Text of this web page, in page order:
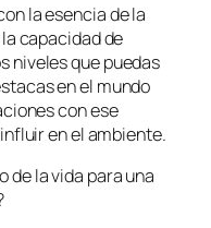
la esencia de la
capacidad de
niveles que puedas
en el mundo
con ese
en el ambiente.
de la vida para una